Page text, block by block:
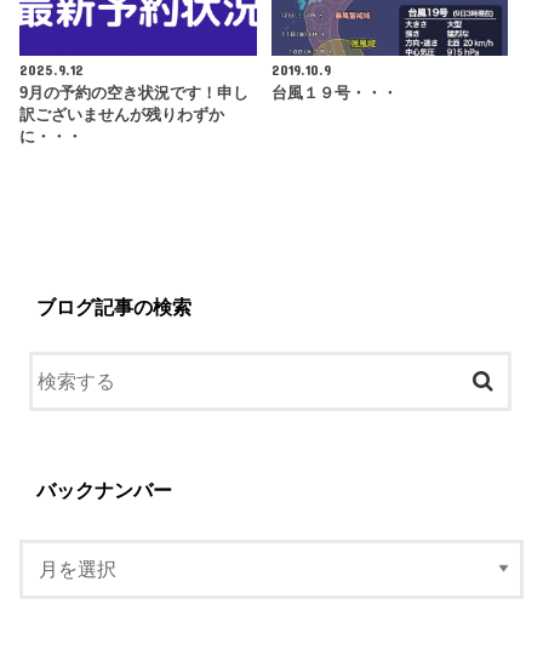
2025.9.12
9月の予約の空き状況です！申し
訳ございませんが残りわずか
に・・・
2019.10.9
台風１９号・・・
ブログ記事の検索
バックナンバー